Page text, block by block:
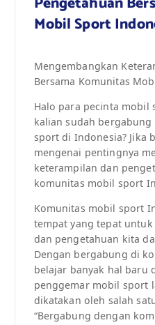
Mobil Sport
Mengembangkan
Bersama Komunitas
Halo para pecinta mobil
kalian sudah
sport di Indonesia? Jika
mengenai pentingnya
keterampilan dan
komunitas mobil sport
Komunitas mobil sport
tempat yang tepat
dan pengetahuan kita
Dengan bergabung di
belajar banyak hal baru
penggemar mobil sport
dikatakan oleh salah
“Bergabung dengan